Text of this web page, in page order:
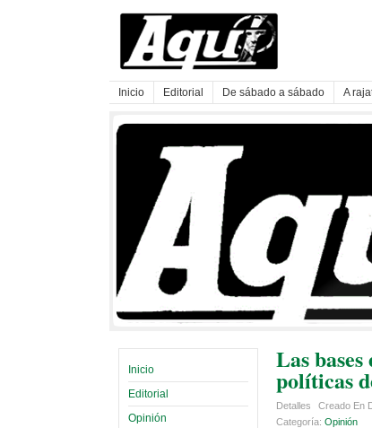
Inicio Editorial De sábado a sábado A
Inicio
Editorial
Opinión
Las
políticas
Detalles Creado En
Categoría: Opinión